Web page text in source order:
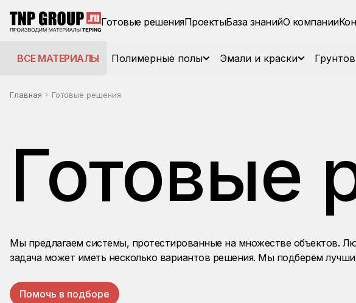
Готовые решенияПроектыБаза знанийО компании
ВСЕ МАТЕРИАЛЫ Полимерные полы Эмали и краски
Главная Готовые решения
Готовые
Мы предлагаем системы, протестированные на множестве объектов.
задача может иметь несколько вариантов решения. Мы подберём
Помочь в подборе